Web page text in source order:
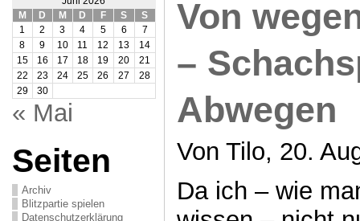
M
D M D F S
S
1
2 3 4 5 6
7
8
9 10 11 12 13
14
15
16 17 18 19 20
21
22
23 24 25 26 27
28
29
30
« Mai
Seiten
Archiv
Blitzpartie spielen
Datenschutzerklärung
Von
–
Abwegen
Von Tilo, 20.
Da ich – wie